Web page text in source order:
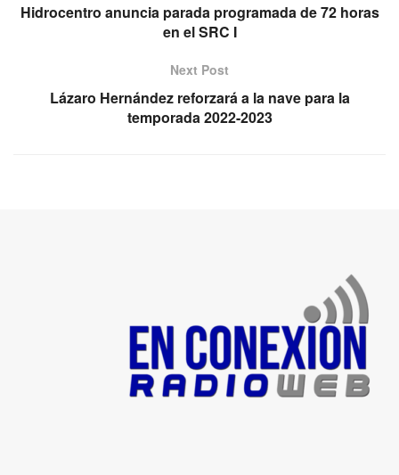
Hidrocentro anuncia parada programada de 72 horas
en el SRC I
Next Post
Lázaro Hernández reforzará a la nave para la
temporada 2022-2023